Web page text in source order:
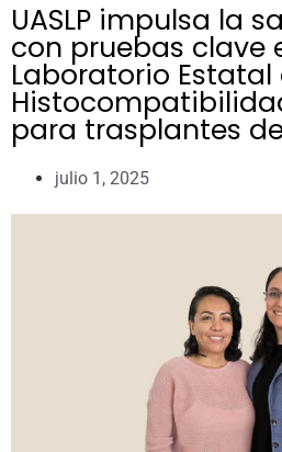
UASLP impulsa la
con pruebas clave
Laboratorio Estatal
para trasplantes
julio 1, 2025